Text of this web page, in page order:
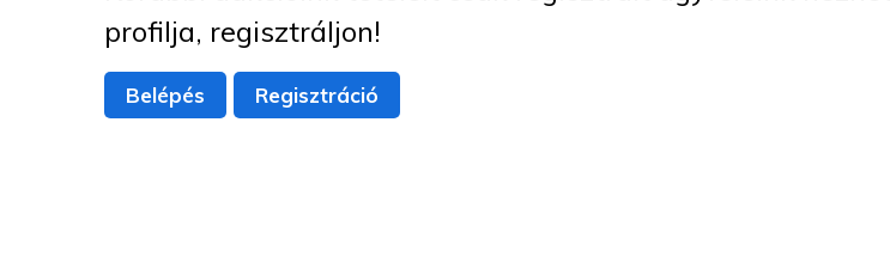
profilja, regisztráljon!
Belépés Regisztráció